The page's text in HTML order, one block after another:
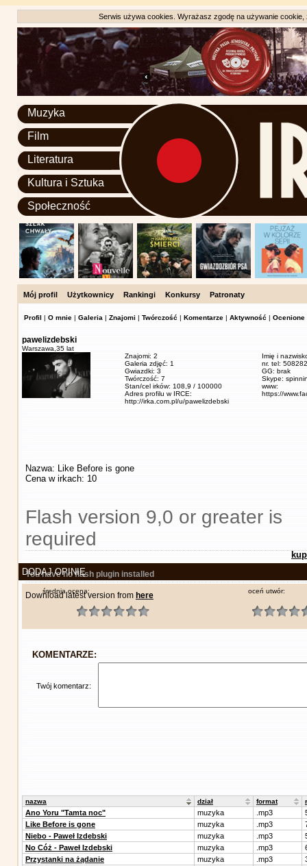
Serwis używa cookies. Wyrażasz zgodę na używanie
Muzyka
Film
Literatura
Kultura i Sztuka
Społeczność
Mój profil Użytkownicy Rankingi Konkursy Patronaty
Profil | O mnie | Galeria | Znajomi | Twórczość | Komentarze | Aktywność | Ocenione
pawelizdebski
Warszawa, 35 lat
Znajomi: 2
Galeria zdjęć: 1
Gwiazdki: 3
Twórczość: 7
Stan/cel irków: 108,9 / 100000
Adres profilu w IRCE:
http://irka.com.pl/u/pawelizdebski
Imię i
nr. tel:
GG: brak
Skype:
www:
https://
Nazwa: Like Before is gone
Cena w irkach: 10
Flash version 9,0 or greater is
required
You have no flash plugin installed
Download latest version from here
DODAJ OPINIĘ
średnia ocena: oceń utwór:
KOMENTARZE:
Twój komentarz:
nazwa dział format
Ano Yoru "Tamta noc" muzyka .mp3
Like Before is gone
muzyka .mp3
Niebo - Paweł Izdebski
muzyka .mp3
No Cóż - Paweł Izdebski
muzyka .mp3
Przystanki na żądanie
muzyka .mp3